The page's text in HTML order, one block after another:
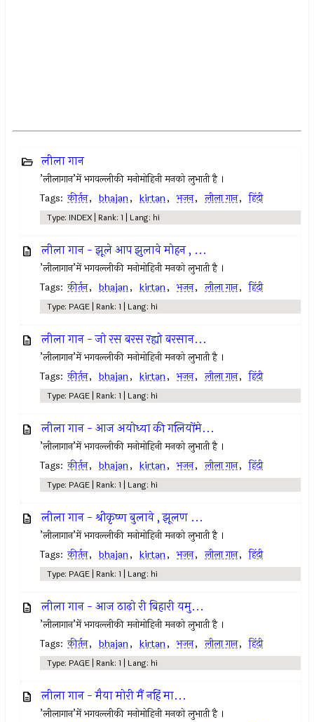
लीला गान
’लीलागान’में भगवल्लीकी मनोमोहिनी मनको लुभाती है ।
Tags: कीर्तन, bhajan, kirtan, भजन, लीला गान, हिंदी
Type: INDEX | Rank: 1 | Lang: hi
लीला गान - झूले आप झुलावे मोहन , ...
’लीलागान’में भगवल्लीकी मनोमोहिनी मनको लुभाती है ।
Tags: कीर्तन, bhajan, kirtan, भजन, लीला गान, हिंदी
Type: PAGE | Rank: 1 | Lang: hi
लीला गान - जो रस बरस रह्यो बरसान...
’लीलागान’में भगवल्लीकी मनोमोहिनी मनको लुभाती है ।
Tags: कीर्तन, bhajan, kirtan, भजन, लीला गान, हिंदी
Type: PAGE | Rank: 1 | Lang: hi
लीला गान - आज अयोध्या की गलियोंमे...
’लीलागान’में भगवल्लीकी मनोमोहिनी मनको लुभाती है ।
Tags: कीर्तन, bhajan, kirtan, भजन, लीला गान, हिंदी
Type: PAGE | Rank: 1 | Lang: hi
लीला गान - श्रीकृष्ण बुलावे , झूलण ...
’लीलागान’में भगवल्लीकी मनोमोहिनी मनको लुभाती है ।
Tags: कीर्तन, bhajan, kirtan, भजन, लीला गान, हिंदी
Type: PAGE | Rank: 1 | Lang: hi
लीला गान - आज ठाढ़ो री बिहारी यमु...
’लीलागान’में भगवल्लीकी मनोमोहिनी मनको लुभाती है ।
Tags: कीर्तन, bhajan, kirtan, भजन, लीला गान, हिंदी
Type: PAGE | Rank: 1 | Lang: hi
लीला गान - मैया मोरी मैं नहिं मा...
’लीलागान’में भगवल्लीकी मनोमोहिनी मनको लुभाती है ।